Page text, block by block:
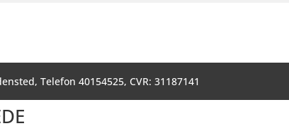
Telefon 40154525, CVR: 31187141